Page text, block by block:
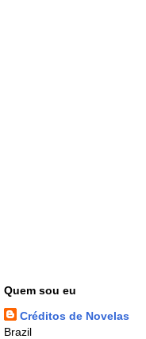
Quem sou eu
Créditos de Novelas
Brazil